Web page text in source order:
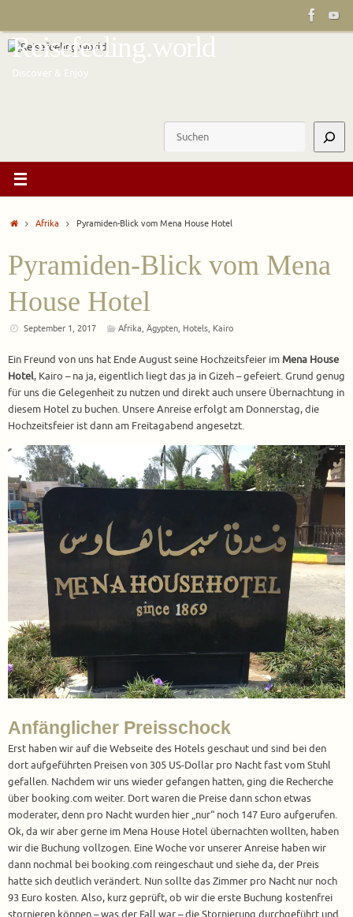
springen
Reisefeeling.world
Discover & Enjoy
StartAfrika Pyramiden-Blick vom Mena House Hotel
Pyramiden-Blick vom Mena
House Hotel
September 1, 2017 Afrika,Ägypten, Hotels, Kairo
Ein Freund von uns hat Ende August seine Hochzeitsfeier im Mena House
Hotel, Kairo – na ja, eigentlich liegt das ja in Gizeh – gefeiert. Grund genug
für uns die Gelegenheit zu nutzen und direkt auch unsere Übernachtung in
diesem Hotel zu buchen. Unsere Anreise erfolgt am Donnerstag, die
Hochzeitsfeier ist dann am Freitagabend angesetzt.
Anfänglicher Preisschock
Erst haben wir auf die Webseite des Hotels geschaut und sind bei den
dort aufgeführten Preisen von 305 US-Dollar pro Nacht fast vom Stuhl
gefallen. Nachdem wir uns wieder gefangen hatten, ging die Recherche
über booking.com weiter. Dort waren die Preise dann schon etwas
moderater, denn pro Nacht wurden hier „nur“ noch 147 Euro aufgerufen.
Ok, da wir aber gerne im Mena House Hotel übernachten wollten, haben
wir die Buchung vollzogen. Eine Woche vor unserer Anreise haben wir
dann nochmal bei booking.com reingeschaut und siehe da, der Preis
hatte sich deutlich verändert. Nun sollte das Zimmer pro Nacht nur noch
93 Euro kosten. Also, kurz geprüft, ob wir die erste Buchung kostenfrei